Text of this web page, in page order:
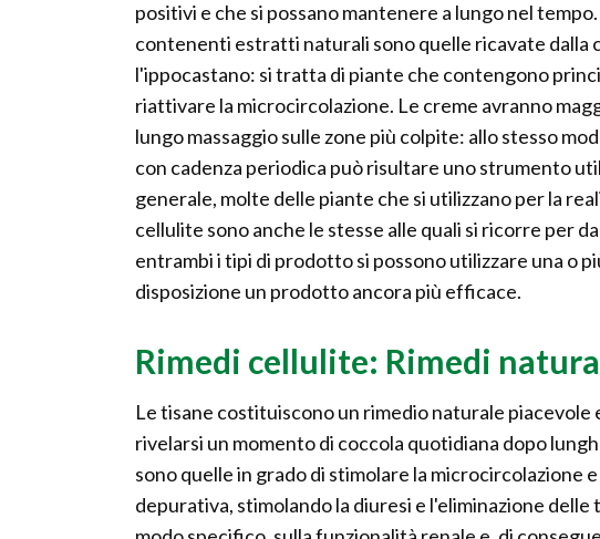
positivi e che si possano mantenere a lungo nel
contenenti estratti naturali sono quelle ricavate dalla
l'ippocastano: si tratta di piante che contengono
riattivare la microcircolazione. Le creme avranno
lungo massaggio sulle zone più colpite: allo stesso
con cadenza periodica può risultare uno strumento
generale, molte delle piante che si utilizzano per la
cellulite sono anche le stesse alle quali si ricorre per
entrambi i tipi di prodotto si possono utilizzare una o
disposizione un prodotto ancora più efficace.
Rimedi cellulite: Rimedi
Le tisane costituiscono un rimedio naturale
rivelarsi un momento di coccola quotidiana dopo
sono quelle in grado di stimolare la microcircolazione
depurativa, stimolando la diuresi e l'eliminazione